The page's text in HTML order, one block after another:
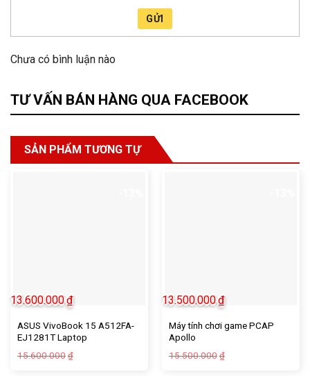
GỬI
Chưa có bình luận nào
TƯ VẤN BÁN HÀNG QUA FACEBOOK
SẢN PHẨM TƯƠNG TỰ
ASUS VivoBook 15 A512FA-
EJ1281T Laptop
15.600.000 ₫
13.600.000₫
Máy tính chơi game PCAP
Apollo
15.500.000 ₫
13.500.000₫